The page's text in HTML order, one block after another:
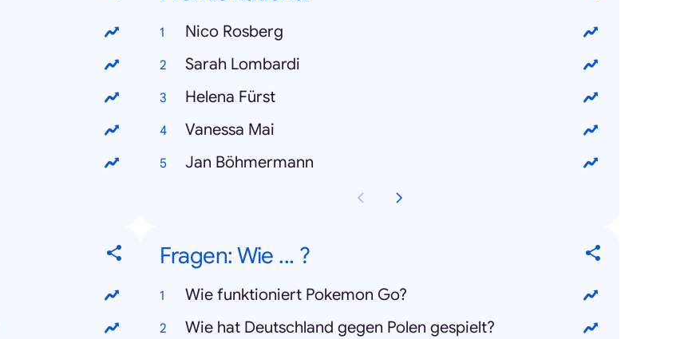
Nico Rosberg
Sarah Lombardi
Helena Fürst
Vanessa Mai
Jan Böhmermann
Fragen: Wie ... ?
Wie funktioniert Pokemon Go?
Wie hat Deutschland gegen Polen gespielt?